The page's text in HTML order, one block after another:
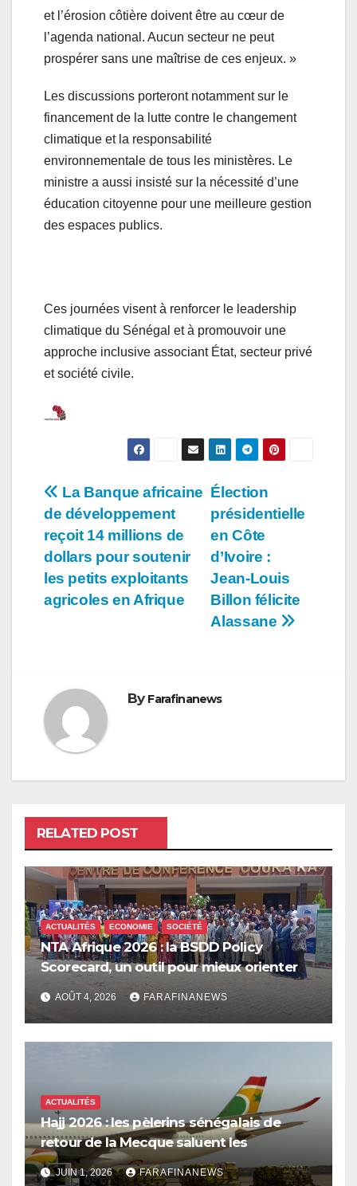
et l’érosion côtière doivent être au cœur de
l’agenda national. Aucun secteur ne peut
prospérer sans une maîtrise de ces enjeux. »
Les discussions porteront notamment sur le
financement de la lutte contre le changement
climatique et la responsabilité
environnementale de tous les ministères. Le
ministre a aussi insisté sur la nécessité d’une
éducation citoyenne pour une meilleure gestion
des espaces publics.
Ces journées visent à renforcer le leadership
climatique du Sénégal et à promouvoir une
approche inclusive associant État, secteur privé
et société civile.
Navigation
de
l’article
Élection
présidentielle
en Côte
d’Ivoire :
Jean-Louis
Billon félicite
Alassane
La Banque africaine
de développement
reçoit 14 millions de
dollars pour soutenir
les petits exploitants
agricoles en Afrique
By Farafinanews
RELATED POST
ACTUALITÉS ECONOMIE SOCIÉTÉ
NTA Afrique 2026 : la BSDD Policy
Scorecard, un outil pour mieux orienter
les dépenses publiques
AOÛT 4, 2026 FARAFINANEWS
ACTUALITÉS
Hajj 2026 : les pèlerins sénégalais de
retour de la Mecque saluent les
innovations d’Air Sénégal SA
JUIN 1, 2026 FARAFINANEWS